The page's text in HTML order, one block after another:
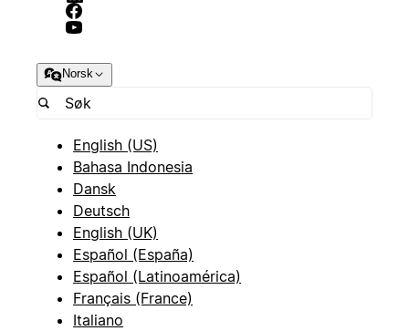
Norsk
English (US)
Bahasa Indonesia
Dansk
Deutsch
English (UK)
Español (España)
Español (Latinoamérica)
Français (France)
Italiano